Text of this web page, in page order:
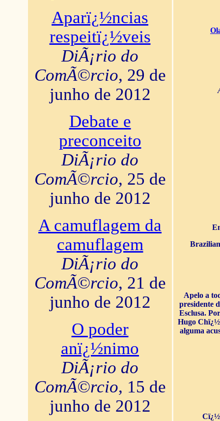
Aparï¿½ncias
respeitï¿½veis
DiÃ¡rio do
ComÃ©rcio, 29 de
junho de 2012
Debate e
preconceito
DiÃ¡rio do
ComÃ©rcio, 25 de
junho de 2012
A camuflagem da
camuflagem
DiÃ¡rio do
ComÃ©rcio, 21 de
junho de 2012
O poder
anï¿½nimo
DiÃ¡rio do
ComÃ©rcio, 15 de
junho de 2012
Apelo a
presidente
Esclusa.
Hugo
alguma